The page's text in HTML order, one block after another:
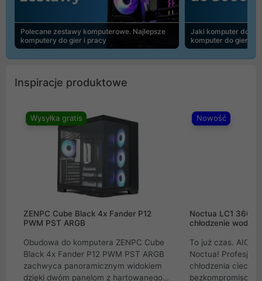
Polecane zestawy komputerowe. Najlepsze
komputery do gier i pracy
Jaki komputer do
komputer do gier |
Inspiracje produktowe
Wysyłka gratis
ZENPC Cube Black 4x Fander P12
PWM PST ARGB
Obudowa do komputera ZENPC Cube
Black 4x Fander P12 PWM PST ARGB
zachwyca panoramicznym widokiem
dzięki dwóm panelom z hartowanego
Nowość
Noctua LC1
chłodzenie wodne
To już czas. AIO
Noctua!
chłodzenia cieczą